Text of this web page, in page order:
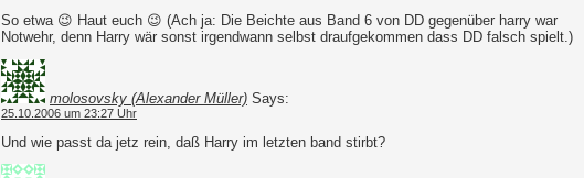
So etwa 😉 Haut euch 😉 (Ach ja: Die Beichte aus Band 6 von DD gegenüber harry war
Notwehr, denn Harry wär sonst irgendwann selbst draufgekommen dass DD falsch spielt.)
molosovsky (Alexander Müller) Says:
25.10.2006 um 23:27 Uhr
Und wie passt da jetz rein, daß Harry im letzten band stirbt?